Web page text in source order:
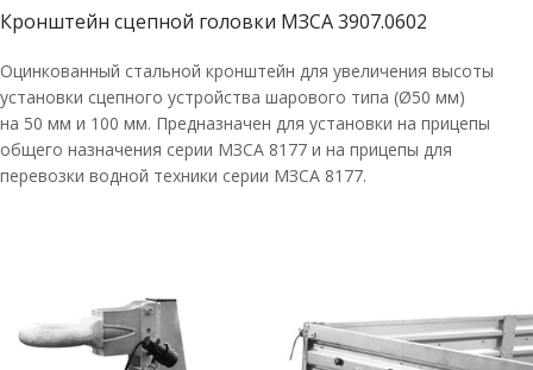
Кронштейн сцепной головки МЗСА 3907.0602
Оцинкованный стальной кронштейн для увеличения высоты
установки сцепного устройства шарового типа (Ø50 мм)
на 50 мм и 100 мм. Предназначен для установки на прицепы
общего назначения серии МЗСА 8177 и на прицепы для
перевозки водной техники серии МЗСА 8177.